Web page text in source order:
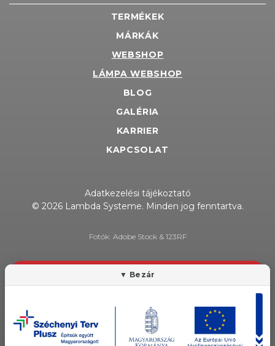
TERMÉKEK
MÁRKÁK
WEBSHOP
LÁMPA WEBSHOP
BLOG
GALÉRIA
KARRIER
KAPCSOLAT
Adatkezelési tájékoztató
© 2026 Lambda Systeme. Minden jog fenntartva.
Fotók: Adobe Stock & 123RF
HÍRLEVÉL FELIRATKOZÁS